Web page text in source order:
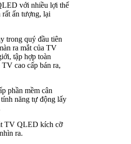
với nhiều lợi thế
ấn tượng, lại
trong quý đầu tiên
ra mắt của TV
tập hợp toàn
cao cấp bán ra,
phần mềm cân
năng tự động lấy
TV QLED kích cỡ
ra.